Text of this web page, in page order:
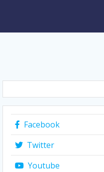
Facebook
Twitter
Youtube